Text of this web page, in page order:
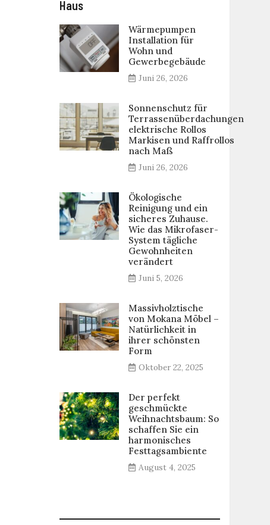
Haus
Wärmepumpen
Installation für
Wohn und
Gewerbegebäude
Juni 26, 2026
Sonnenschutz für
Terrassenüberdachungen
elektrische Rollos
Markisen und Raffrollos
nach Maß
Juni 26, 2026
Ökologische
Reinigung und ein
sicheres Zuhause.
Wie das Mikrofaser-
System tägliche
Gewohnheiten
verändert
Juni 5, 2026
Massivholztische
von Mokana Möbel –
Natürlichkeit in
ihrer schönsten
Form
Oktober 22, 2025
Der perfekt
geschmückte
Weihnachtsbaum: So
schaffen Sie ein
harmonisches
Festtagsambiente
August 4, 2025